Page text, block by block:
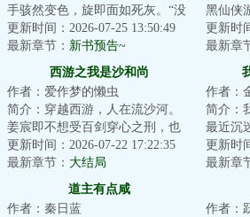
手骇然变色，旋即面如死灰。“没
想到，今日要落到你这朝廷鹰犬
的手里！...
更新时间：2026-07-25 13:50:49
最新章节： 新书预告~
黑仙侠
传，他
世闻名
更新时
最新章
再回黑
西游之我是沙和尚
作者：爱作梦的懒虫
简介：穿越西游，人在流沙河。
姜宸即不想受百剑穿心之刑，也
不想沦为后世以食人为生的沙
僧。所以，他选择...
更新时间：2026-07-22 17:22:35
最新章节： 大结局
作者：
简介：
最近沉
机游戏
BOSS
更新时
最新章
道主有点咸
作者：秦日蓝
作者：